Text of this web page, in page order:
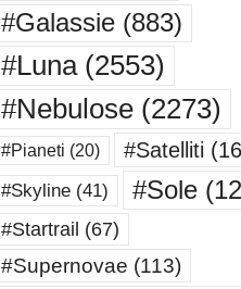
#Galassie(883)
#Luna(2553)
#Nebulose(2273)
#Pianeti (20) #Satelliti
#Skyline(41) #Sole
#Startrail (67)
#Supernovae (113)